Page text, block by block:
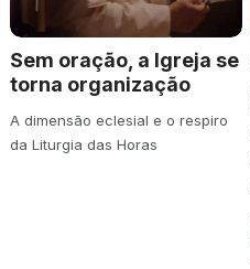
Sem oração, a Igreja se
torna organização
A dimensão eclesial e o respiro
da Liturgia das Horas